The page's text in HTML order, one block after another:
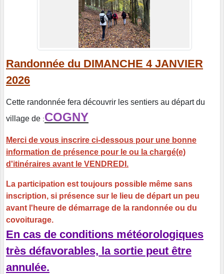
Randonnée du DIMANCHE 4 JANVIER
2026
Cette randonnée fera découvrir les sentiers au départ du
village de :COGNY
Merci de vous inscrire ci-dessous pour une bonne
information de présence pour le ou la chargé(e)
d'itinéraires avant le VENDREDI.
La participation est toujours possible même sans
inscription, si présence sur le lieu de départ un peu
avant l'heure de démarrage de la randonnée ou du
covoiturage.
En cas de conditions météorologiques
très défavorables, la sortie peut être
annulée.